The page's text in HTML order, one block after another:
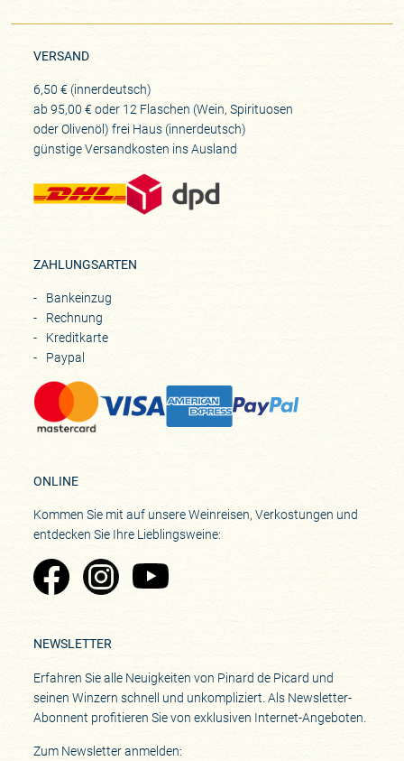
VERSAND
6,50 € (innerdeutsch)
ab 95,00 € oder 12 Flaschen (Wein, Spirituosen
oder Olivenöl) frei Haus (innerdeutsch)
günstige Versandkosten ins Ausland
ZAHLUNGSARTEN
Bankeinzug
Rechnung
Kreditkarte
Paypal
ONLINE
Kommen Sie mit auf unsere Weinreisen, Verkostungen und
entdecken Sie Ihre Lieblingsweine:
Zu Pinard's Facebook-Seite
Zu Pinard's Instagram-Seite
Zu Pinard's YouTube-Seite
NEWSLETTER
Erfahren Sie alle Neuigkeiten von Pinard de Picard und
seinen Winzern schnell und unkompliziert. Als Newsletter-
Abonnent profitieren Sie von exklusiven Internet-Angeboten.
Zum Newsletter anmelden: